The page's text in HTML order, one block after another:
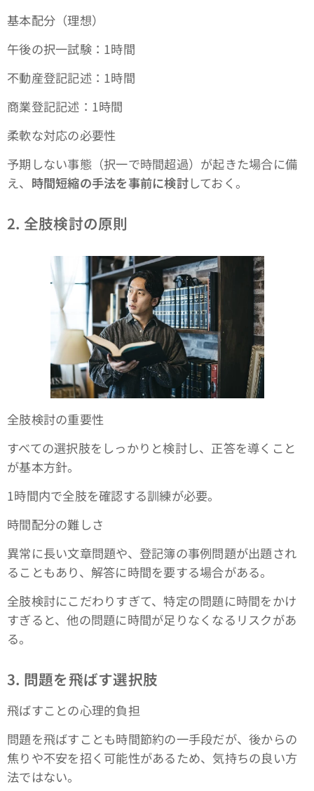
基本配分（理想）
午後の択一試験：1時間
不動産登記記述：1時間
商業登記記述：1時間
柔軟な対応の必要性
予期しない事態（択一で時間超過）が起きた場合に備
え、 時間短縮の手法を事前に検討しておく。
2. 全肢検討の原則
全肢検討の重要性
すべての選択肢をしっかりと検討し、正答を導くこと
が基本方針。
1時間内で全肢を確認する訓練が必要。
時間配分の難しさ
異常に長い文章問題や、登記簿の事例問題が出題され
ることもあり、解答に時間を要する場合がある。
全肢検討にこだわりすぎて、特定の問題に時間をかけ
すぎると、他の問題に時間が足りなくなるリスクがあ
る。
3. 問題を飛ばす選択肢
飛ばすことの心理的負担
問題を飛ばすことも時間節約の一手段だが、後からの
焦りや不安を招く可能性があるため、気持ちの良い方
法ではない。